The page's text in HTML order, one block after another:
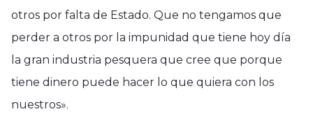
otros por falta de Estado. Que no tengamos que
perder a otros por la impunidad que tiene hoy día
la gran industria pesquera que cree que porque
tiene dinero puede hacer lo que quiera con los
nuestros».